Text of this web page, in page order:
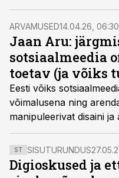
YouTube’i kaudu.
ARVAMUSED14.04.26, 06:30
Jaan Aru:
sotsiaalmeedia
toetav (ja võiks
Eesti võiks
võimalusena ning
manipuleerivat disaini
tagasi, kirjutab Jaan
Eesti“ saadetud
ST SISUTURUNDUS
Digioskused ja